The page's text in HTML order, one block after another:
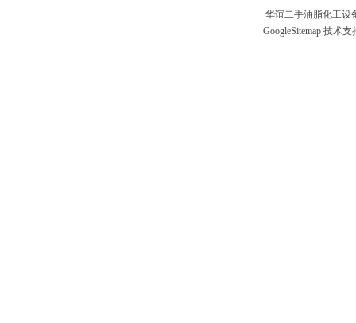
华谊二手油脂化工设
GoogleSitemap 技术支